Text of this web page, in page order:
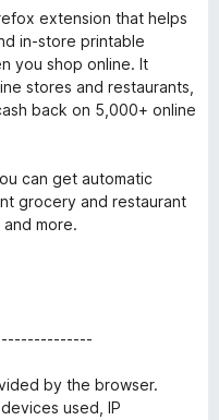
extension that helps
in-store printable
you shop online. It
stores and restaurants,
back on 5,000+ online
can get automatic
grocery and restaurant
more.
by the browser.
used, IP